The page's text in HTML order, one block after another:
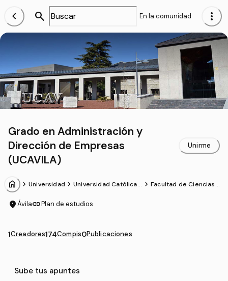
chevron_left search En la comunidad more_vert
Grado en Administración y
Dirección de Empresas
(UCAVILA)
Unirme
home chevron_forward Universidad chevron_forward Universidad Católica S
de Ávila
chevron_forward Facultad de Ciencias
location_onÁvilalinkPlan de estudios
1Creadores174Compis0Publicaciones
Sube tus apuntes